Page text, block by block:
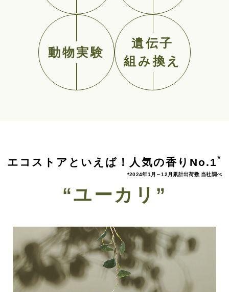
動物実験
遺伝子
組み換え
エコストアといえば！人気の香りNo.1*
*2024年1月～12月累計出荷数 当社調べ
“ユーカリ”